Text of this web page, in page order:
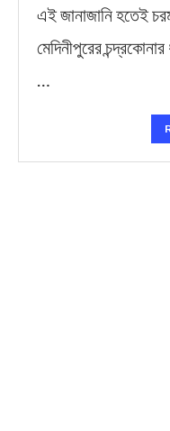
এই জানাজানি হতেই
মেদিনীপুরের
…